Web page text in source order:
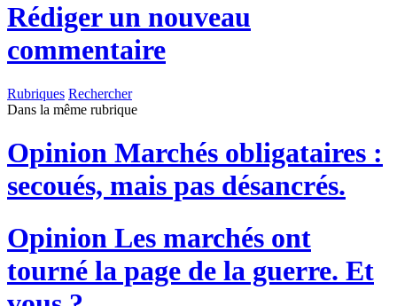
Rédiger un nouveau
commentaire
Rubriques Rechercher
Dans la même rubrique
Opinion Marchés obligataires :
secoués, mais pas désancrés.
Opinion Les marchés ont
tourné la page de la guerre. Et